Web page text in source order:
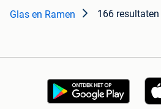
Glas en Ramen 166 resultaten